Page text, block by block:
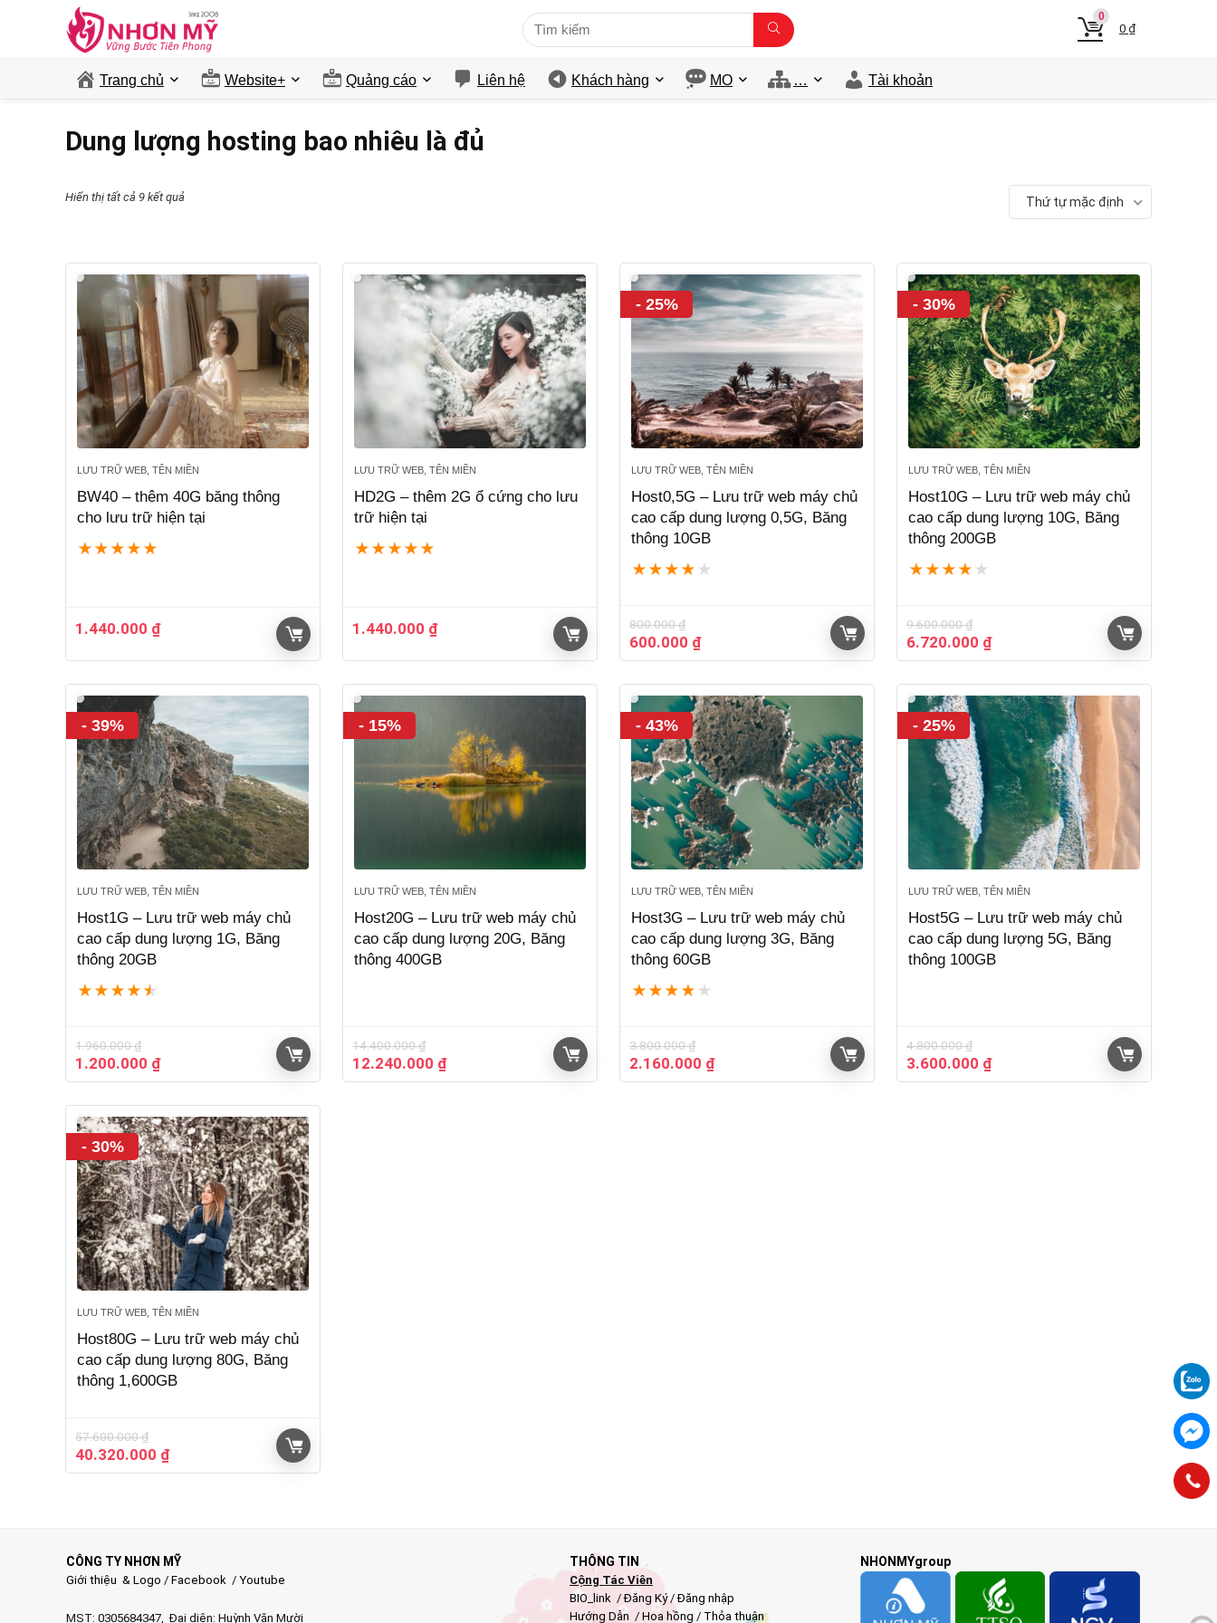
0
0 ₫
Trang chủ Website+ Quảng cáo Liên hệ Khách hàng MO … Tài khoản
Dung lượng hosting bao nhiêu là đủ
Hiển thị tất cả 9 kết quả Thứ tự mặc định
LƯU TRỮ WEB, TÊN MIỀN
BW40 – thêm 40G băng thông
cho lưu trữ hiện tại
★ ★ ★ ★ ★
1.440.000 ₫
LƯU TRỮ WEB, TÊN MIỀN
HD2G – thêm 2G ổ cứng cho lưu
trữ hiện tại
★ ★ ★ ★ ★
1.440.000 ₫
- 25%
LƯU TRỮ WEB, TÊN MIỀN
Host0,5G – Lưu trữ web máy chủ
cao cấp dung lượng 0,5G, Băng
thông 10GB
★ ★ ★ ★ ★
800.000₫
Giá
gốc
800.000 ₫.
600.000 ₫Giá
hiện
là:
600.000 ₫.
- 30%
LƯU TRỮ WEB, TÊN MIỀN
Host10G – Lưu trữ web máy chủ
cao cấp dung lượng 10G, Băng
thông 200GB
★ ★ ★ ★ ★
9.600.000₫
Giá
gốc
9.600.000 ₫.
6.720.000 ₫Giá
hiện
là:
6.720.000 ₫.
- 39%
LƯU TRỮ WEB, TÊN MIỀN
Host1G – Lưu trữ web máy chủ
cao cấp dung lượng 1G, Băng
thông 20GB
★ ★ ★ ★ ★
1.960.000₫
Giá
gốc
1.960.000 ₫.
1.200.000 ₫Giá
hiện
là:
1.200.000 ₫.
- 15%
LƯU TRỮ WEB, TÊN MIỀN
Host20G – Lưu trữ web máy chủ
cao cấp dung lượng 20G, Băng
thông 400GB
14.400.000₫
Giá
gốc
12.240.000 ₫Giá
hiện
- 43%
LƯU TRỮ WEB, TÊN MIỀN
Host3G – Lưu trữ web máy chủ
cao cấp dung lượng 3G, Băng
thông 60GB
★ ★ ★ ★ ★
3.800.000₫
Giá
gốc
2.160.000 ₫Giá
hiện
- 25%
LƯU TRỮ WEB, TÊN MIỀN
Host5G – Lưu trữ web máy chủ
cao cấp dung lượng 5G, Băng
thông 100GB
4.800.000₫
Giá
gốc
3.600.000 ₫Giá
hiện
- 30%
LƯU TRỮ WEB, TÊN MIỀN
Host80G – Lưu trữ web máy chủ
cao cấp dung lượng 80G, Băng
thông 1,600GB
57.600.000₫
Giá
gốc
40.320.000 ₫Giá
hiện
CÔNG TY NHƠN MỸ
Giới thiệu & Logo / Facebook / Youtube
MST: 0305684347, Đại diện: Huỳnh Văn Mười
THÔNG TIN
Cộng Tác Viên
BIO_link /Đăng Ký /Đăng nhập
Hướng Dẫn / Hoa hồng /Thỏa thuận
NHONMYgroup